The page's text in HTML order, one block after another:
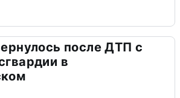
после ДТП с
в